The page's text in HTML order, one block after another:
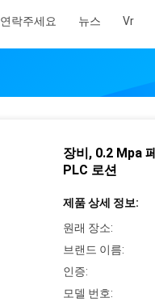
연락주세요 뉴스 Vr
장비, 0.2 Mpa
PLC 로션
제품 상세 정보:
원래 장소:
브랜드 이름:
인증:
모델 번호: